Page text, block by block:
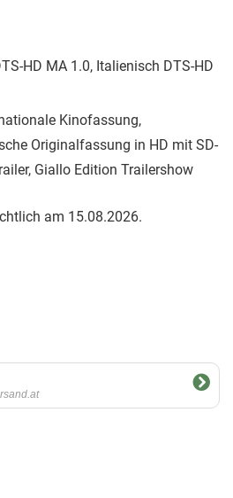
HD MA 1.0, Italienisch DTS-HD
Kinofassung,
Originalfassung in HD mit SD-
Giallo Edition Trailershow
am 15.08.2026.